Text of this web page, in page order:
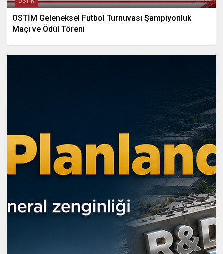
OSTİM Geleneksel Futbol Turnuvası Şampiyonluk
Maçı ve Ödül Töreni